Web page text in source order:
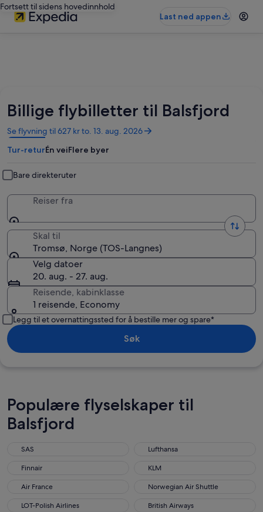
Fortsett til sidens hovedinnhold
Last ned appen
Billige flybilletter til Balsfjord
Se flyvning til 627 kr to. 13. aug. 2026
Åpnes
et
vindu
Tur-returÉn veiFlere byer
Bare direkteruter
Reiser fra
Skal til
Tromsø, Norge (TOS-Langnes)
Velg datoer
20. aug. - 27. aug.
Reisende, kabinklasse
1 reisende, Economy
Legg til et overnattingssted for å bestille mer og spare*
Søk
Populære flyselskaper til
Balsfjord
SAS
SAS Lufthansa
Lufthansa
Finnair
Finnair KLM
KLM
Air France
Air France Norwegian Air Shuttle
Norwegian Air Shuttle
LOT-Polish Airlines
LOT-Polish Airlines British Airways
British Airways